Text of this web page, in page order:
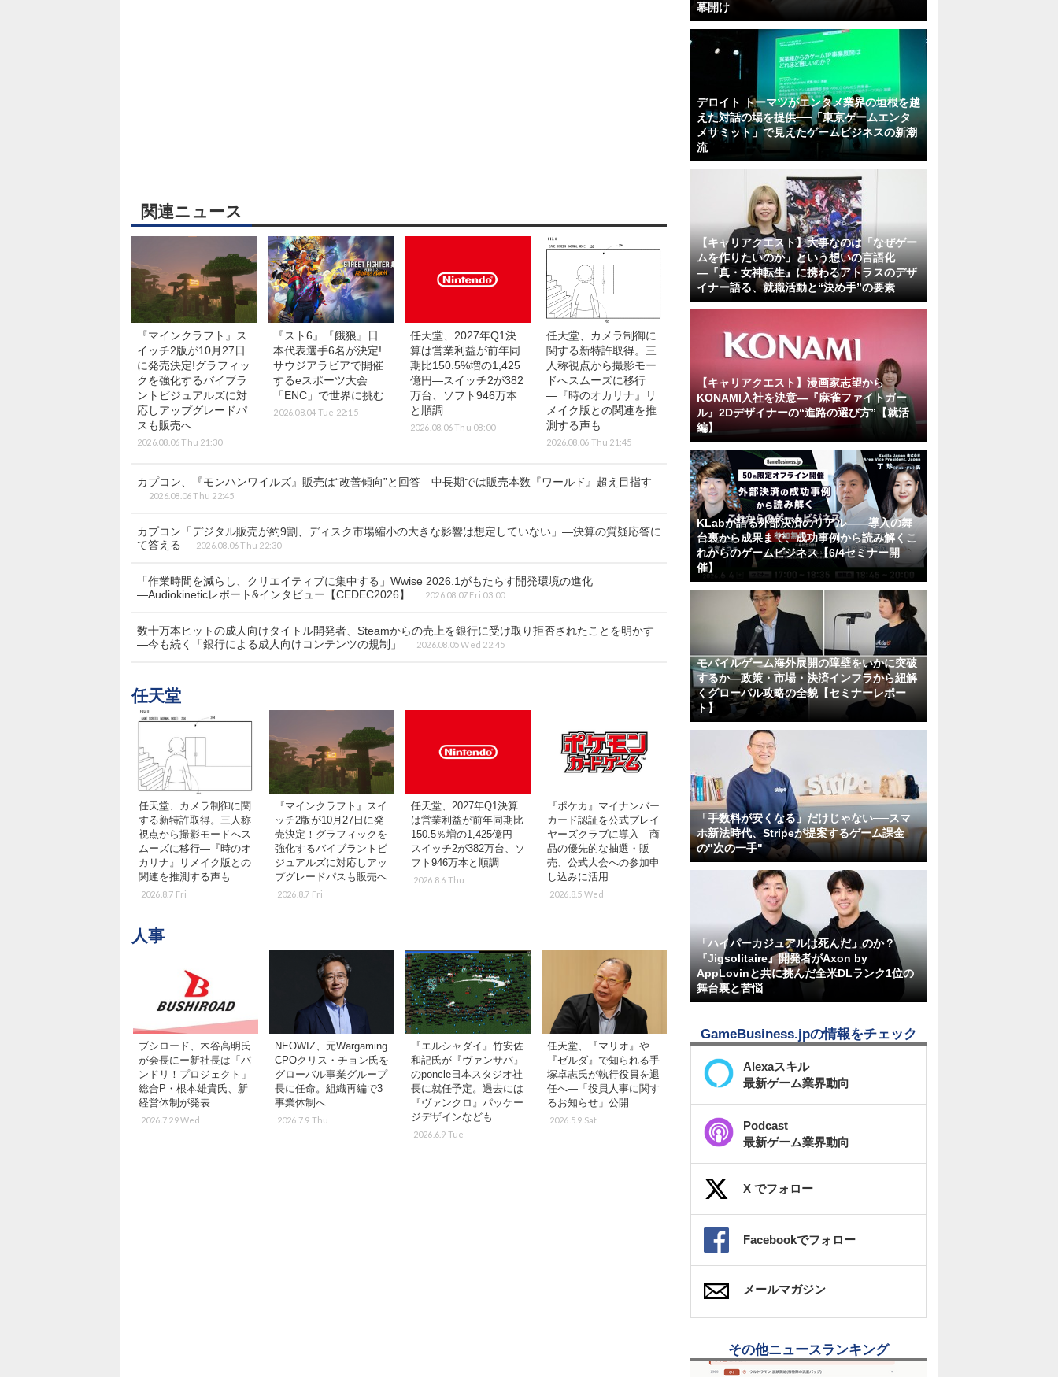
関連ニュース
『マインクラフト』ス
イッチ2版が10月27日
に発売決定!グラフィッ
クを強化するバイブラ
ントビジュアルズに対
応しアップグレードパ
スも販売へ
2026.08.06 Thu 21:30
『スト6』『餓狼』日
本代表選手6名が決定!
サウジアラビアで開催
するeスポーツ大会
「ENC」で世界に挑む
2026.08.04 Tue 22:15
任天堂、2027年Q1決
算は営業利益が前年同
期比150.5%増の1,425
億円―スイッチ2が382
万台、ソフト946万本
と順調
2026.08.06 Thu 08:00
任天堂、カメラ制御に
関する新特許取得。三
人称視点から撮影モー
ドへスムーズに移行
―『時のオカリナ』リ
メイク版との関連を推
測する声も
2026.08.06 Thu 21:45
カプコン、『モンハンワイルズ』販売は“改善傾向”と回答―中長期では販売本数『ワールド』超え目指す
2026.08.06 Thu 22:45
カプコン「デジタル販売が約9割、ディスク市場縮小の大きな影響は想定していない」―決算の質疑応答に
て答える
2026.08.06 Thu 22:30
「作業時間を減らし、クリエイティブに集中する」Wwise 2026.1がもたらす開発環境の進化
―Audiokineticレポート&インタビュー【CEDEC2026】
2026.08.07 Fri 03:00
数十万本ヒットの成人向けタイトル開発者、Steamからの売上を銀行に受け取り拒否されたことを明かす
―今も続く「銀行による成人向けコンテンツの規制」
2026.08.05 Wed 22:45
任天堂
任天堂、カメラ制御に関
する新特許取得。三人称
視点から撮影モードへス
ムーズに移行―『時のオ
カリナ』リメイク版との
関連を推測する声も
2026.8.7 Fri
『マインクラフト』スイ
ッチ2版が10月27日に発
売決定！グラフィックを
強化するバイブラントビ
ジュアルズに対応しアッ
プグレードパスも販売へ
2026.8.7 Fri
任天堂、2027年Q1決算
は営業利益が前年同期比
150.5％増の1,425億円―
スイッチ2が382万台、ソ
フト946万本と順調
2026.8.6 Thu
『ポケカ』マイナンバー
カード認証を公式プレイ
ヤーズクラブに導入―商
品の優先的な抽選・販
売、公式大会への参加申
し込みに活用
2026.8.5 Wed
人事
ブシロード、木谷高明氏
が会長にー新社長は「バ
ンドリ！プロジェクト」
総合P・根本雄貴氏、新
経営体制が発表
2026.7.29 Wed
NEOWIZ、元Wargaming
CPOクリス・チョン氏を
グローバル事業グループ
長に任命。組織再編で3
事業体制へ
2026.7.9 Thu
『エルシャダイ』竹安佐
和記氏が『ヴァンサバ』
のponcle日本スタジオ社
長に就任予定。過去には
『ヴァンクロ』パッケー
ジデザインなども
2026.6.9 Tue
任天堂、『マリオ』や
『ゼルダ』で知られる手
塚卓志氏が執行役員を退
任へ―「役員人事に関す
るお知らせ」公開
2026.5.9 Sat
幕開け
デロイト トーマツがエンタメ業界の垣根を越
えた対話の場を提供──「東京ゲームエンタ
メサミット」で見えたゲームビジネスの新潮
流
【キャリアクエスト】大事なのは「なぜゲー
ムを作りたいのか」という想いの言語化
―『真・女神転生』に携わるアトラスのデザ
イナー語る、就職活動と“決め手”の要素
【キャリアクエスト】漫画家志望から
KONAMI入社を決意―『麻雀ファイトガー
ル』2Dデザイナーの“進路の選び方”【就活
編】
KLabが語る外部決済のリアル――導入の舞
台裏から成果まで、成功事例から読み解くこ
れからのゲームビジネス【6/4セミナー開
催】
モバイルゲーム海外展開の障壁をいかに突破
するか―政策・市場・決済インフラから紐解
くグローバル攻略の全貌【セミナーレポー
ト】
「手数料が安くなる」だけじゃない──スマ
ホ新法時代、Stripeが提案するゲーム課金
の"次の一手"
「ハイパーカジュアルは死んだ」のか？
『Jigsolitaire』開発者がAxon by
AppLovinと共に挑んだ全米DLランク1位の
舞台裏と苦悩
GameBusiness.jpの情報をチェック
Alexaスキル
最新ゲーム業界動向
Podcast
最新ゲーム業界動向
X でフォロー
Facebookでフォロー
メールマガジン
その他ニュースランキング